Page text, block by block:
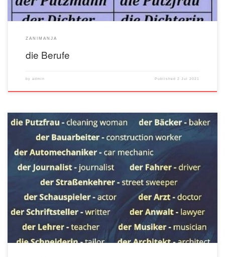
ZANIMANJA
die Berufe
by admin Published2 Jul 2021